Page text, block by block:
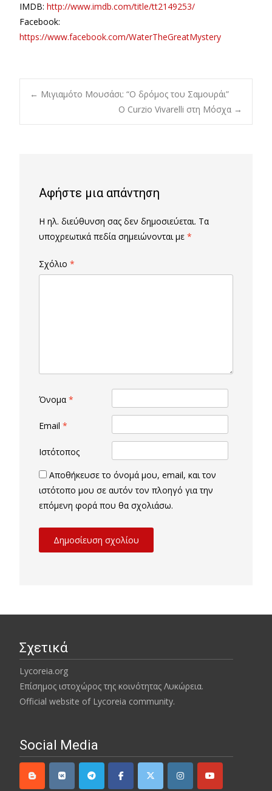
IMDB: http://www.imdb.com/title/tt2149253/
Facebook:
https://www.facebook.com/WaterTheGreatMystery
Post
← Μιγιαμότο Μουσάσι: “Ο δρόμος του Σαμουράι”
Ο Curzio Vivarelli στη Μόσχα →
Αφήστε μια απάντηση
Η ηλ. διεύθυνση σας δεν δημοσιεύεται. Τα
υποχρεωτικά πεδία σημειώνονται με *
Σχόλιο *
Όνομα *
Email *
Ιστότοπος
Αποθήκευσε το όνομά μου, email, και τον
ιστότοπο μου σε αυτόν τον πλοηγό για την
επόμενη φορά που θα σχολιάσω.
Σχετικά
Lycoreia.org
Επίσημος ιστοχώρος της κοινότητας Λυκώρεια.
Official website of Lycoreia community.
Social Media